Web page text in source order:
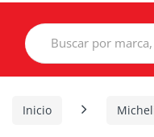
Search
for:
Inicio